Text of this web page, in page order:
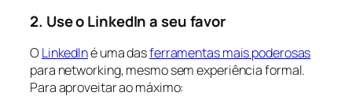
2. Use o LinkedIn a seu favor
O LinkedIné uma dasferramentas mais poderosas
para networking, mesmo sem experiência formal.
Para aproveitar ao máximo: